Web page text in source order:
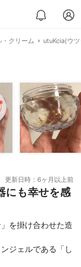
・クリーム utuKcia(ウ
更新日時：6ヶ月以上前
にも幸せを感
を掛け合わせた造
ジェルである「し